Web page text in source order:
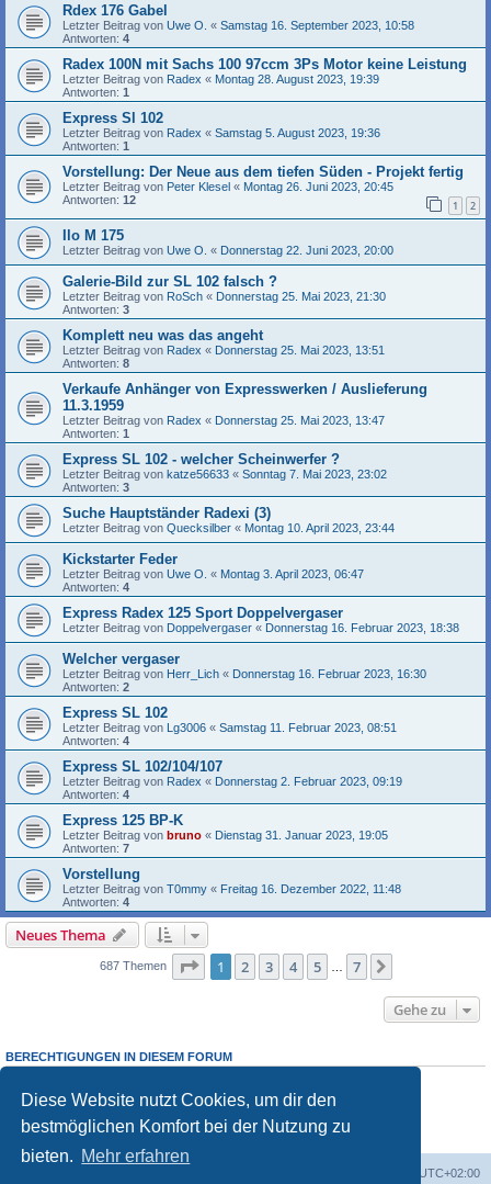
Diese Website nutzt Cookies, um dir den
bestmöglichen Komfort bei der Nutzung zu
bieten. Mehr erfahren
Rdex 176 Gabel
Letzter Beitrag von Uwe O. « Samstag 16. September 2023, 10:58
Antworten: 4
Radex 100N mit Sachs 100 97ccm 3Ps Motor keine Leistung
Letzter Beitrag von Radex « Montag 28. August 2023, 19:39
Antworten: 1
Express Sl 102
Letzter Beitrag von Radex « Samstag 5. August 2023, 19:36
Antworten: 1
Vorstellung: Der Neue aus dem tiefen Süden - Projekt fertig
Letzter Beitrag von Peter Klesel « Montag 26. Juni 2023, 20:45
Antworten: 12 1 2
Ilo M 175
Letzter Beitrag von Uwe O. « Donnerstag 22. Juni 2023, 20:00
Galerie-Bild zur SL 102 falsch ?
Letzter Beitrag von RoSch « Donnerstag 25. Mai 2023, 21:30
Antworten: 3
Komplett neu was das angeht
Letzter Beitrag von Radex « Donnerstag 25. Mai 2023, 13:51
Antworten: 8
Verkaufe Anhänger von Expresswerken / Auslieferung
11.3.1959
Letzter Beitrag von Radex « Donnerstag 25. Mai 2023, 13:47
Antworten: 1
Express SL 102 - welcher Scheinwerfer ?
Letzter Beitrag von katze56633 « Sonntag 7. Mai 2023, 23:02
Antworten: 3
Suche Hauptständer Radexi (3)
Letzter Beitrag von Quecksilber « Montag 10. April 2023, 23:44
Kickstarter Feder
Letzter Beitrag von Uwe O. « Montag 3. April 2023, 06:47
Antworten: 4
Express Radex 125 Sport Doppelvergaser
Letzter Beitrag von Doppelvergaser « Donnerstag 16. Februar 2023, 18:38
Welcher vergaser
Letzter Beitrag von Herr_Lich « Donnerstag 16. Februar 2023, 16:30
Antworten: 2
Express SL 102
Letzter Beitrag von Lg3006 « Samstag 11. Februar 2023, 08:51
Antworten: 4
Express SL 102/104/107
Letzter Beitrag von Radex « Donnerstag 2. Februar 2023, 09:19
Antworten: 4
Express 125 BP-K
Letzter Beitrag von bruno « Dienstag 31. Januar 2023, 19:05
Antworten: 7
Vorstellung
Letzter Beitrag von T0mmy « Freitag 16. Dezember 2022, 11:48
Antworten: 4
Neues Thema
687 Themen Seite 1von
1 2 3 4 5 … 7
Gehe zu
BERECHTIGUNGEN IN DIESEM FORUM
Du darfst keineAntworten zu Themen in diesem Forum erstellen.
Du darfst deine Beiträge in diesem Forumnichtändern.
Du darfst deine Beiträge in diesem Forum nicht löschen.
keine
UTC+02:00